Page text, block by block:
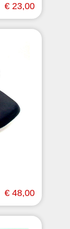
€ 23,00
€ 48,00